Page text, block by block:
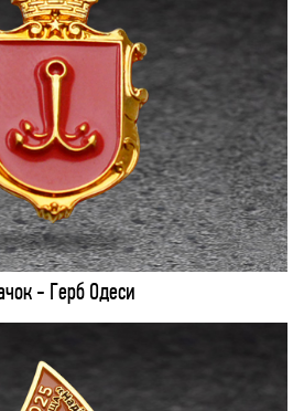
гравіюванням
- Герб Одеси